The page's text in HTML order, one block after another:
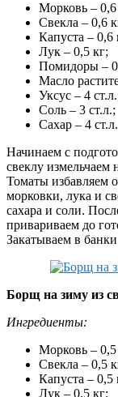
Морковь – 0,6
Свекла – 0,6
Капуста – 0,6
Лук – 0,5 кг;
Помидоры –
Масло
Уксус – 4
Соль – 3 ст.л.;
Сахар – 4 ст.л.
Начинаем с
свеклу измельчаем
Томаты избавляем
морковки, лука и
сахара и соли.
привариваем до
Закатываем в
Борщ на зиму из
Ингредиенты:
Морковь – 0,5
Свекла – 0,5
Капуста – 0,5
Лук – 0,5 кг;